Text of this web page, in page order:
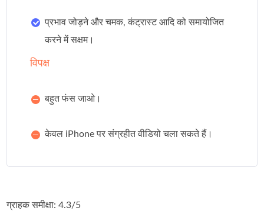
प्रभाव जोड़ने और चमक, कंट्रास्ट आदि को समायोजित
करने में सक्षम।
विपक्ष
बहुत फंस जाओ।
केवल iPhone पर संग्रहीत वीडियो चला सकते हैं।
ग्राहक समीक्षा: 4.3/5